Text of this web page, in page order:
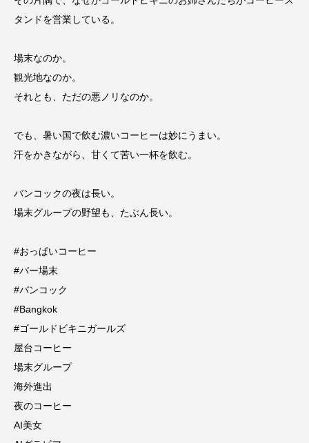
タンドを営業している。
場末なのか。
観光地なのか。
それとも、ただの悪ノリなのか。
でも、暑い国で飲む濃いコーヒーは妙にうまい。
汗をかきながら、甘くて苦い一杯を飲む。
バンコックの夜は長い。
場末グループの野望も、たぶん長い。
#おっぱいコーヒー
#バー場末
#バンコック
#Bangkok
#ゴールドビキニガールズ
屋台コーヒー
場末グループ
海外進出
夜のコーヒー
AI美女